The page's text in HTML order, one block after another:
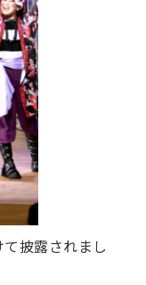
披露されまし